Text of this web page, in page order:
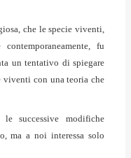
che le specie viventi,
fu
un tentativo di spiegare
viventi con una teoria che
successive modifiche
ma a noi interessa solo